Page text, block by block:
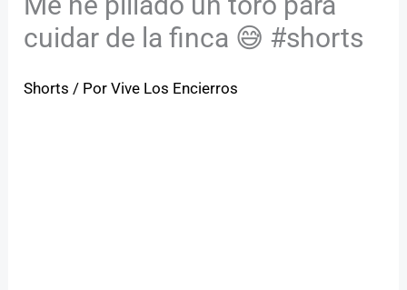
cuidar de la finca 😅 #shorts
Shorts / PorVive Los Encierros